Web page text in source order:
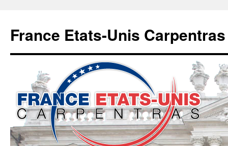
contenu
France Etats-Unis Carpentras